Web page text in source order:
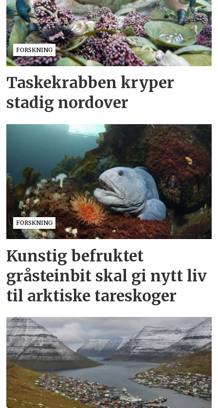
FORSKNING
Taskekrabben kryper
stadig nordover
FORSKNING
Kunstig befruktet
gråsteinbit skal gi nytt liv
til arktiske tareskoger